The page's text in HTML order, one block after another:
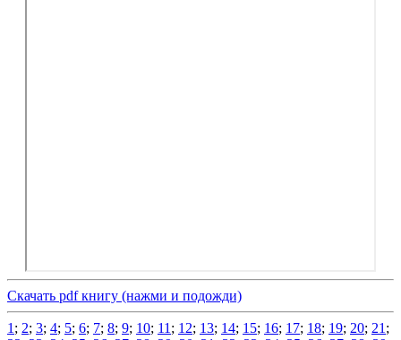
Скачать pdf книгу (нажми и подожди)
1 ; 2; 3; 4; 5; 6; 7; 8; 9; 10; 11 ; 12; 13; 14; 15; 16; 17; 18; 19; 20; 21 ;